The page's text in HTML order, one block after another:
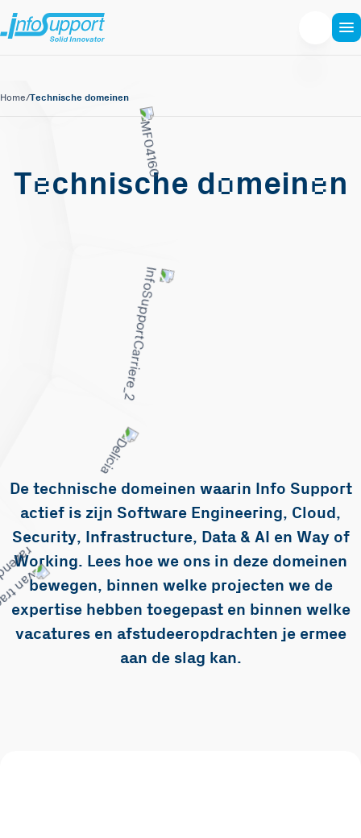
Home/Technische domeinen
Technische domeinen
De technische domeinen waarin Info Support
actief is zijn Software Engineering, Cloud,
Security, Infrastructure, Data & AI en Way of
Working. Lees hoe we ons in deze domeinen
bewegen, binnen welke projecten we de
expertise hebben toegepast en binnen welke
vacatures en afstudeeropdrachten je ermee
aan de slag kan.